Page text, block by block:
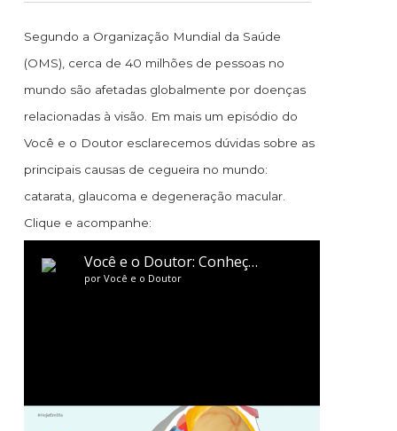
Segundo a Organização Mundial da Saúde
(OMS), cerca de 40 milhões de pessoas no
mundo são afetadas globalmente por doenças
relacionadas à visão. Em mais um episódio do
Você e o Doutor esclarecemos dúvidas sobre as
principais causas de cegueira no mundo:
catarata, glaucoma e degeneração macular.
Clique e acompanhe: